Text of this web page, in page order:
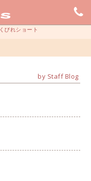
くびれショート
by Staff Blog